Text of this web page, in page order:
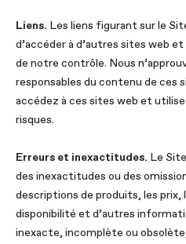
Liens. Les liens figurant sur le
d’accéder à d’autres sites web
de notre contrôle. Nous
responsables du contenu de ces
accédez à ces sites web et
risques.
Erreurs et inexactitudes. Le
des inexactitudes ou des
descriptions de produits, les prix,
disponibilité et d’autres
inexacte, incomplète ou